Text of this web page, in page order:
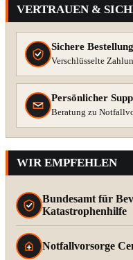
VERTRAUEN &
Sichere Bestellung
Verschlüsselte
Persönlicher
Beratung zu
WIR EMPFEHLEN
Bundesamt für
Katastrophenhilfe
Notfallvorsorge